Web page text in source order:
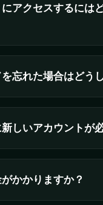
アクセスするには
忘れた場合はどう
しいアカウントが
かかりますか？